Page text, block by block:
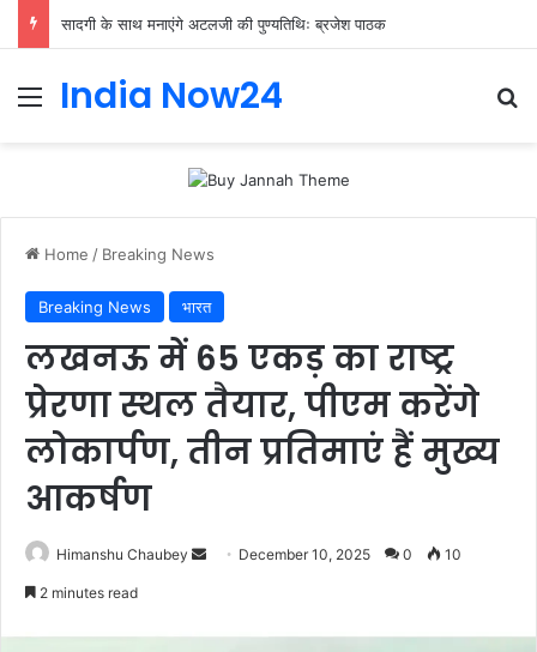
सादगी के साथ मनाएंगे अटलजी की पुण्यतिथिः ब्रजेश पाठक
India Now24
Home / Breaking News
Breaking News भारत
लखनऊ में 65 एकड़ का राष्ट्र
प्रेरणा स्थल तैयार, पीएम करेंगे
लोकार्पण, तीन प्रतिमाएं हैं मुख्य
आकर्षण
Himanshu Chaubey December 10, 2025 0 10
2 minutes read